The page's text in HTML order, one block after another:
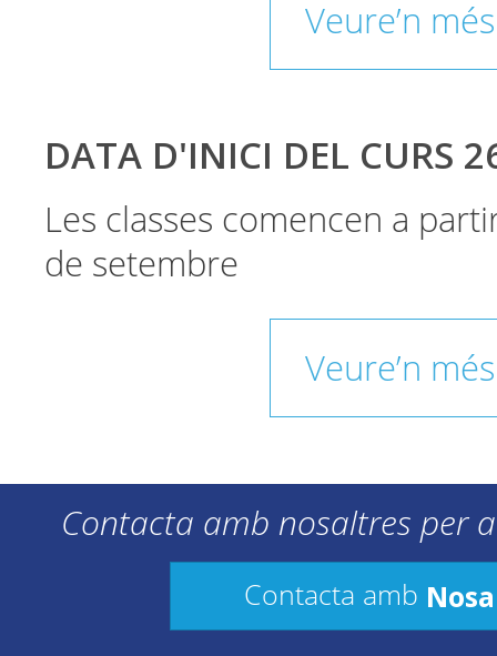
Veure’n més
DATA D'INICI DEL CURS
Les classes comencen a
de setembre
Veure’n més
Contacta amb nosaltres per
Contacta amb